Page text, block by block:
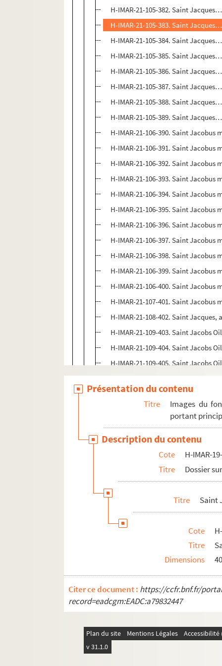
H-IMAR-21-105-382. Saint Jacques…
H-IMAR-21-105-383. Saint Jacques…
H-IMAR-21-105-384. Saint Jacques…
H-IMAR-21-105-385. Saint Jacques…
H-IMAR-21-105-386. Saint Jacques…
H-IMAR-21-105-387. Saint Jacques…
H-IMAR-21-105-388. Saint Jacques…
H-IMAR-21-105-389. Saint Jacques…
H-IMAR-21-106-390. Saint Jacobus
H-IMAR-21-106-391. Saint Jacobus
H-IMAR-21-106-392. Saint Jacobus
H-IMAR-21-106-393. Saint Jacobus
H-IMAR-21-106-394. Saint Jacobus
H-IMAR-21-106-395. Saint Jacobus
H-IMAR-21-106-396. Saint Jacobus
H-IMAR-21-106-397. Saint Jacobus
H-IMAR-21-106-398. Saint Jacobus
H-IMAR-21-106-399. Saint Jacobus
H-IMAR-21-106-400. Saint Jacobus
H-IMAR-21-107-401. Saint Jacobus
H-IMAR-21-108-402. Saint
H-IMAR-21-109-403. Saint Jacobs
H-IMAR-21-109-404. Saint Jacobs
H-IMAR-21-109-405. Saint Jacobs
H-IMAR-21-109-406. Saint Jacobs
H-IMAR-21-109-407. Saint Jacobs
H-IMAR-21-109-408. Saint Jacobs
H-IMAR-21-111-410. Saint Jacques
H-IMAR-21-112-411. Saint Jacques
H-IMAR-21-112-412. Saint Jacques
H-IMAR-21-112-414. Saint Jacques
H-IMAR-21-112-415. Saint Jacques
Saint Barthelemy
Saint André
Saint Jude
Saint Luc
Présentation du contenu
Titre
Images du
portant
Description du contenu
Cote
H-IMAR-
Titre
Dossier
Titre Saint
Cote
Titre
Dimensions
Citer ce document : https://ccfr.bnf.fr/
record=eadcgm:EADC:a79832447
Plan du site Mentions Légales
v 31.1.0